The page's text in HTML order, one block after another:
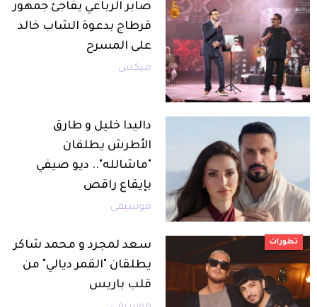
صابر الرباعي يفاجئ جمهور
قرطاج بدعوة الشاب خالد
على المسرح
ميكس
داليدا خليل و طارق
الأطرش يطلقان
"ماشالله".. ديو صيفي
بإيقاع راقص
موسيقى
تطورات
سعد لمجرد و محمد شاكر
يطلقان "القمر ديالي" من
قلب باريس